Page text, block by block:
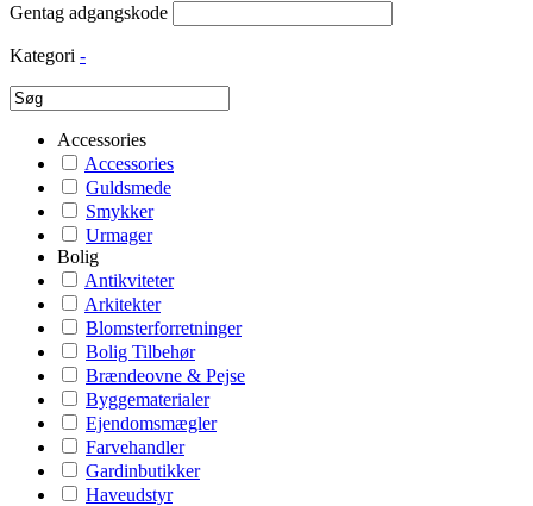
Gentag adgangskode
Kategori -
Accessories
Accessories
Guldsmede
Smykker
Urmager
Bolig
Antikviteter
Arkitekter
Blomsterforretninger
Bolig Tilbehør
Brændeovne & Pejse
Byggematerialer
Ejendomsmægler
Farvehandler
Gardinbutikker
Haveudstyr